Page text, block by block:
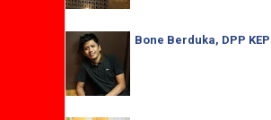
Bone Berduka, DPP